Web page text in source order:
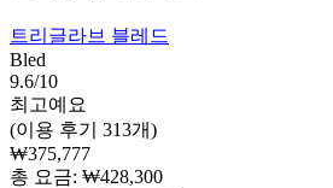
트리글라브 블레드
Bled
9.6/10
최고예요
(이용 후기 313개)
₩375,777
총 요금: ₩428,300